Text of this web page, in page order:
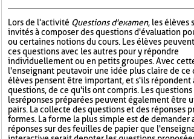
Lors de l'activité Questions d'examen, les élèves
invités à composer des questions d'évaluation
ou certaines notions du cours. Les élèves
ces questions avec les autres pour y répondre
individuellement ou en petits groupes. Avec
l'enseignant peut avoir une idée plus claire de ce
élèves pensent être important, et s'ils répondent
questions, de ce qu'ils ont compris. Les
les réponses préparées peuvent également être
pairs. La collecte des questions et des réponses
formes. La forme la plus simple est de
réponses sur des feuilles de papier que